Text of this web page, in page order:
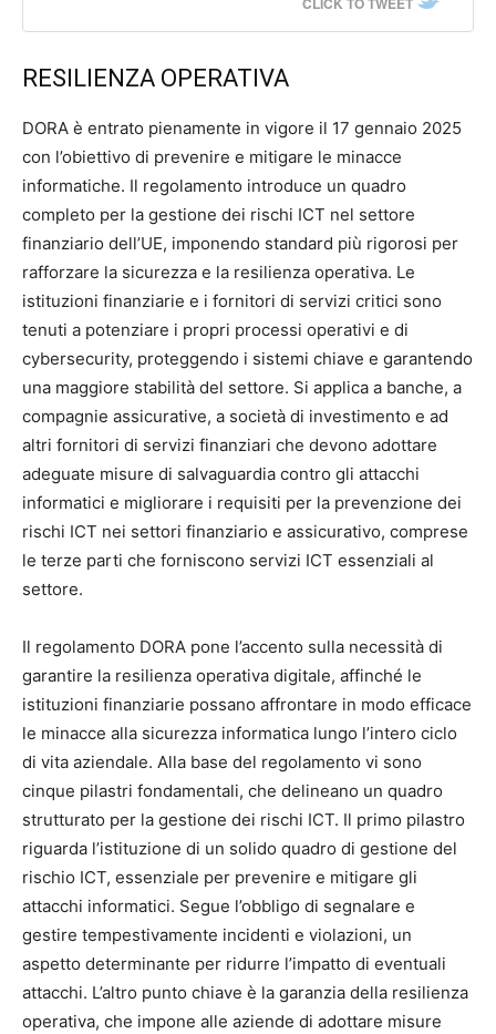
RESILIENZA OPERATIVA
DORA è entrato pienamente in vigore il 17 gennaio 2025
con l’obiettivo di prevenire e mitigare le minacce
informatiche. Il regolamento introduce un quadro
completo per la gestione dei rischi ICT nel settore
finanziario dell’UE, imponendo standard più rigorosi per
rafforzare la sicurezza e la resilienza operativa. Le
istituzioni finanziarie e i fornitori di servizi critici sono
tenuti a potenziare i propri processi operativi e di
cybersecurity, proteggendo i sistemi chiave e garantendo
una maggiore stabilità del settore. Si applica a banche, a
compagnie assicurative, a società di investimento e ad
altri fornitori di servizi finanziari che devono adottare
adeguate misure di salvaguardia contro gli attacchi
informatici e migliorare i requisiti per la prevenzione dei
rischi ICT nei settori finanziario e assicurativo, comprese
le terze parti che forniscono servizi ICT essenziali al
settore.
Il regolamento DORA pone l’accento sulla necessità di
garantire la resilienza operativa digitale, affinché le
istituzioni finanziarie possano affrontare in modo efficace
le minacce alla sicurezza informatica lungo l’intero ciclo
di vita aziendale. Alla base del regolamento vi sono
cinque pilastri fondamentali, che delineano un quadro
strutturato per la gestione dei rischi ICT. Il primo pilastro
riguarda l’istituzione di un solido quadro di gestione del
rischio ICT, essenziale per prevenire e mitigare gli
attacchi informatici. Segue l’obbligo di segnalare e
gestire tempestivamente incidenti e violazioni, un
aspetto determinante per ridurre l’impatto di eventuali
attacchi. L’altro punto chiave è la garanzia della resilienza
operativa, che impone alle aziende di adottare misure